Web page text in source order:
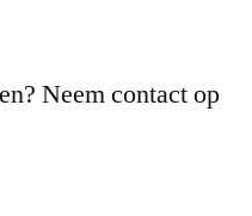
Neem contact op